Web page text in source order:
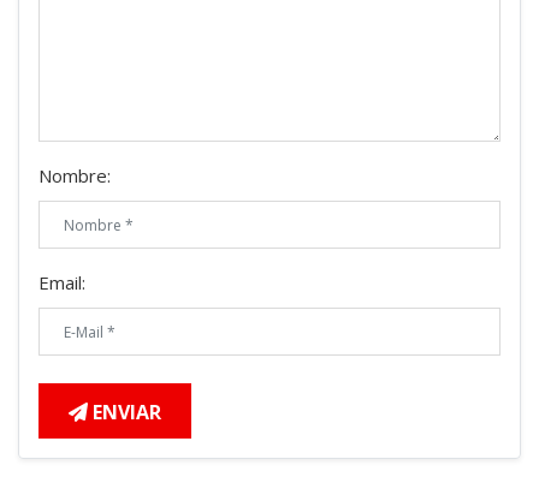
Nombre:
Email:
ENVIAR